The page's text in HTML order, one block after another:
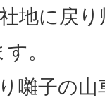
地に戻
。
囃子の